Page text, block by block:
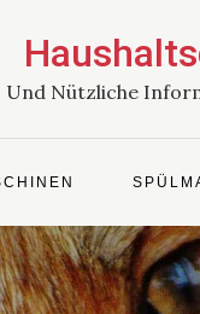
Und Nützliche